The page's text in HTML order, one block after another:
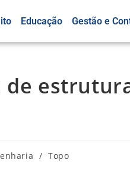
Educação Gestão e
de
/ Topo